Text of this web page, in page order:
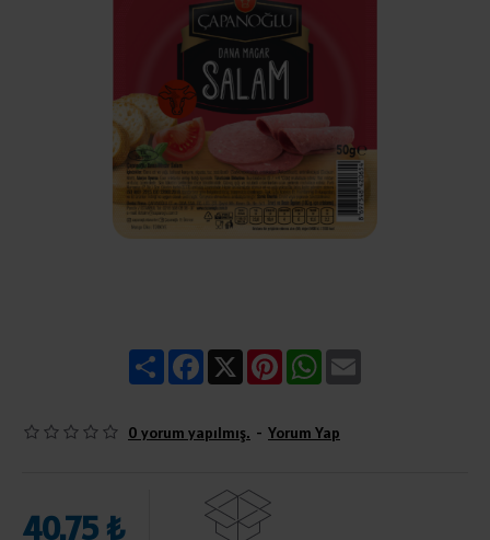
ShareFacebook
X PinterestWhatsApp
0 yorum yapılmış. - Yorum Yap
40,75 ₺